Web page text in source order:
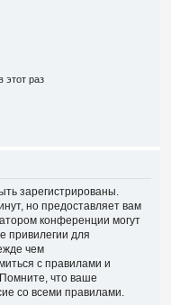
этот раз
зарегистрированы.
но предоставляет вам
конференции могут
привилегии для
чем
с правилами и
что ваше
со всеми правилами.